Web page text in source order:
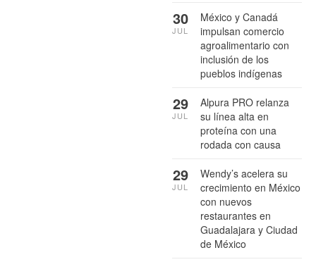
México y Canadá
impulsan comercio
agroalimentario con
inclusión de los
pueblos indígenas
30
JUL
Alpura PRO relanza
su línea alta en
proteína con una
rodada con causa
29
JUL
Wendy’s acelera su
crecimiento en México
con nuevos
restaurantes en
Guadalajara y Ciudad
de México
29
JUL